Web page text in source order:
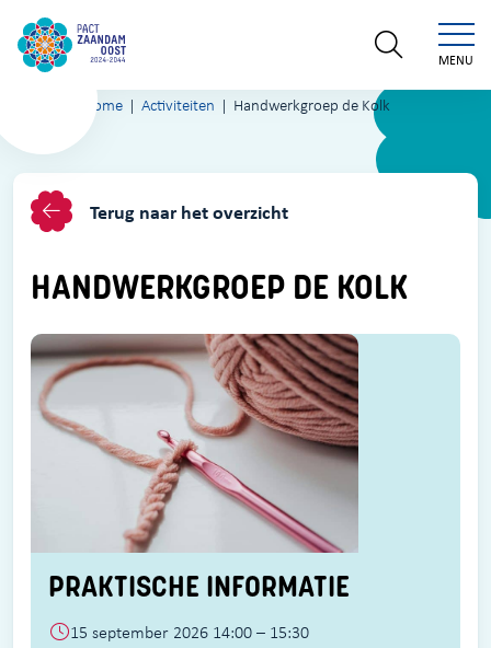
MENU
Home Activiteiten Handwerkgroep de Kolk
Terug naar het overzicht
HANDWERKGROEP DE KOLK
PRAKTISCHE INFORMATIE
15 september 2026 14:00 – 15:30